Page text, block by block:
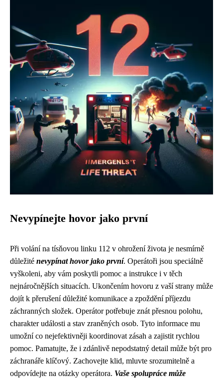
Nevypínejte hovor jako první
Při volání na tísňovou linku 112 v ohrožení života je nesmírně
důležité nevypínat hovor jako první. Operátoři jsou speciálně
vyškoleni, aby vám poskytli pomoc a instrukce i v těch
nejnáročnějších situacích. Ukončením hovoru z vaší strany může
dojít k přerušení důležité komunikace a zpoždění příjezdu
záchranných složek. Operátor potřebuje znát přesnou polohu,
charakter události a stav zraněných osob. Tyto informace mu
umožní co nejefektivněji koordinovat zásah a zajistit rychlou
pomoc. Pamatujte, že i zdánlivě nepodstatný detail může být pro
záchranáře klíčový. Zachovejte klid, mluvte srozumitelně a
odpovídejte na otázky operátora. Vaše spolupráce může